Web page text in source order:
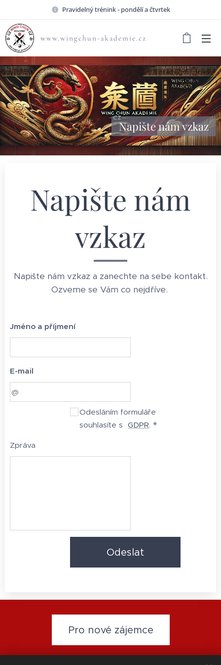
Pravidelný trénink - pondělí a čtvrtek
www.wingchun-akademie.cz
Napište nám vzkaz
Napište nám
vzkaz
Napište nám vzkaz a zanechte na sebe kontakt.
Ozveme se Vám co nejdříve.
Jméno a příjmení
E-mail
Odesláním formuláře
souhlasíte sGDPR.
Zpráva
Odeslat
Pro nové zájemce